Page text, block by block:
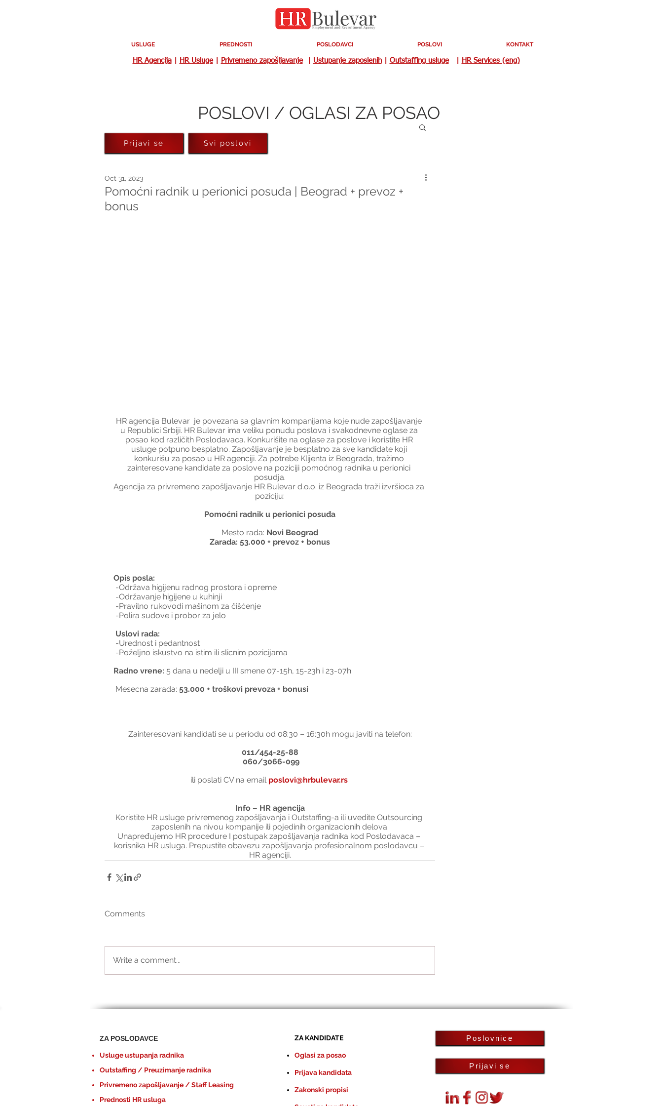
USLUGE PREDNOSTI POSLODAVCI POSLOVI KONTAKT
HR Agencija| HR Usluge| Privremeno zapošljavanje| Ustupanje zaposlenih| Outstaffing usluge| HR Services (eng)
POSLOVI / OGLASI ZA POSAO
Pomoćni radnik u perionici posuđa | Beograd + prevoz +
bonus
Oct 31, 2023
HR agencija Bulevar  je povezana sa glavnim kompanijama koje nude zapošljavanje
u Republici Srbiji. HR Bulevar ima veliku ponudu poslova i svakodnevne oglase za
posao kod različith Poslodavaca. Konkurišite na oglase za poslove i koristite HR
usluge potpuno besplatno. Zapošljavanje je besplatno za sve kandidate koji
konkurišu za posao u HR agenciji. Za potrebe Klijenta iz Beograda, tražimo
zainteresovane kandidate za poslove na poziciji pomoćnog radnika u perionici
posudja.
Agencija za privremeno zapošljavanje HR Bulevar d.o.o. iz Beograda traži izvršioca za
poziciju:
Pomoćni radnik u perionici posuđa
Mesto rada: Novi Beograd
Zarada: 53.000 + prevoz + bonus
Opis posla:
-Održava higijenu radnog prostora i opreme
-Održavanje higijene u kuhinji
-Pravilno rukovodi mašinom za čišćenje
-Polira sudove i probor za jelo
Uslovi rada:
-Urednost i pedantnost
-Poželjno iskustvo na istim ili slicnim pozicijama
Radno vrene: 5 dana u nedelji u III smene 07-15h, 15-23h i 23-07h
Mesecna zarada: 53.000 + troškovi prevoza + bonusi
Zainteresovani kandidati se u periodu od 08:30 – 16:30h mogu javiti na telefon:
011/454-25-88
060/3066-099
ili poslati CV na email poslovi@hrbulevar.rs
Info – HR agencija
Koristite HR usluge privremenog zapošljavanja i Outstaffing-a ili uvedite Outsourcing
zaposlenih na nivou kompanije ili pojedinih organizacionih delova.
Unapređujemo HR procedure I postupak zapošljavanja radnika kod Poslodavaca –
korisnika HR usluga. Prepustite obavezu zapošljavanja profesionalnom poslodavcu –
HR agenciji.
Comments
Write a comment...
Prijavi se Svi poslovi
ZA POSLODAVCE
Usluge ustupanja radnika
Outstaffing / Preuzimanje radnika
Privremeno zapošljavanje / Staff Leasing
Prednosti HR usluga
ZA KANDIDATE
Oglasi za posao
Prijava kandidata
Zakonski propisi
Poslovnice
Prijavi se